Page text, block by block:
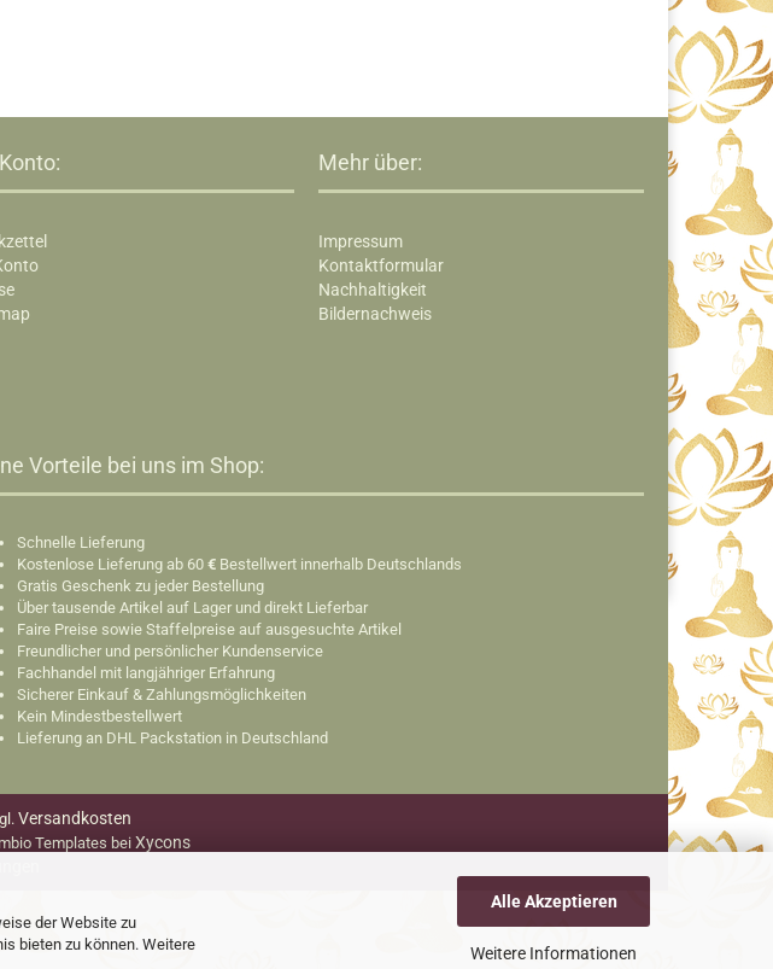
der Website zu
bieten zu können. Weitere
Alle Akzeptieren
Weitere Informationen
Mehr über:
Impressum
Kontaktformular
Nachhaltigkeit
Bildernachweis
Vorteile bei uns im Shop:​
Schnelle Lieferung
Kostenlose Lieferung ab 60 € Bestellwert innerhalb Deutschlands
Gratis Geschenk zu jeder Bestellung
Über tausende Artikel auf Lager und direkt Lieferbar
Faire Preise sowie Staffelpreise auf ausgesuchte Artikel
Freundlicher und persönlicher Kundenservice
Fachhandel mit langjähriger Erfahrung
Sicherer Einkauf & Zahlungsmöglichkeiten
Kein Mindestbestellwert
Lieferung an DHL Packstation in Deutschland
Versandkosten
Templates bei Xycons